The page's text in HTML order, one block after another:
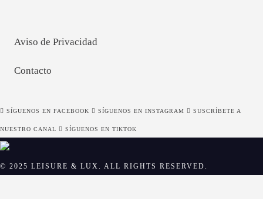
Aviso de Privacidad
Contacto
SÍGUENOS EN FACEBOOK SÍGUENOS EN INSTAGRAM SUSCRÍBETE A
NUESTRO CANAL SÍGUENOS EN TIKTOK
© 2025 LEISURE & LUX. ALL RIGHTS RESERVED.